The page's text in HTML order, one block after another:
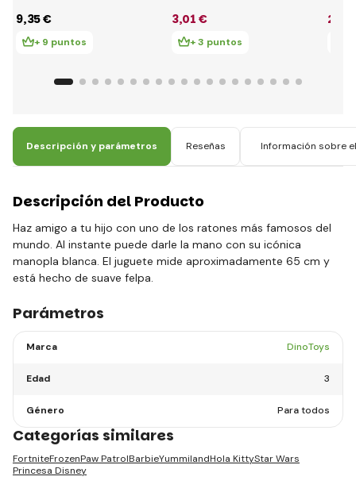
9,35 €
+ 9 puntos
3,01 €
+ 3 puntos
2
Descripción y parámetros Reseñas Información sobre
Descripción del Producto
Haz amigo a tu hijo con uno de los ratones más famosos del
mundo. Al instante puede darle la mano con su icónica
manopla blanca. El juguete mide aproximadamente 65 cm y
está hecho de suave felpa.
Parámetros
Marca DinoToys
Edad 3
Género Para todos
Categorías similares
FortniteFrozenPaw PatrolBarbieYummilandHola KittyStar Wars
Princesa Disney